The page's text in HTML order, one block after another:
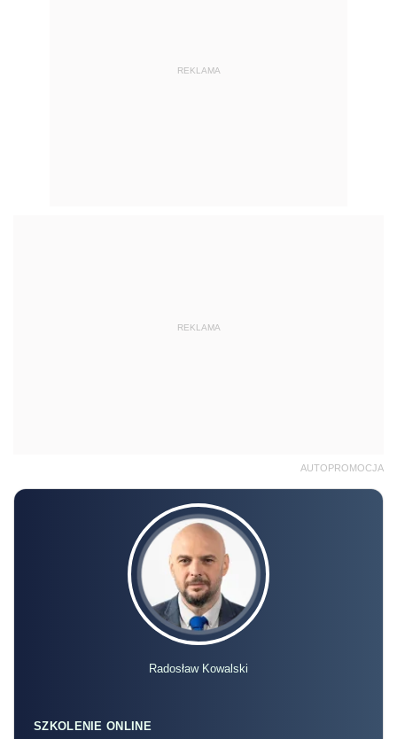
REKLAMA
REKLAMA
AUTOPROMOCJA
Radosław Kowalski
SZKOLENIE ONLINE